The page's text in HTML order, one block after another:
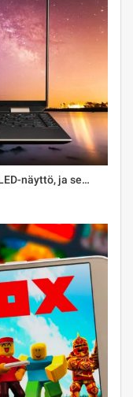
näyttö, ja se…